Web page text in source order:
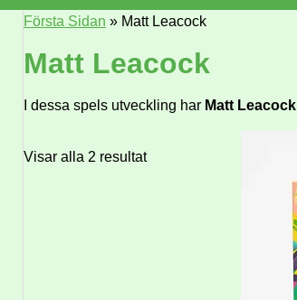
Första Sidan » Matt Leacock
Matt Leacock
I dessa spels utveckling har Matt Leacock
Visar alla 2 resultat